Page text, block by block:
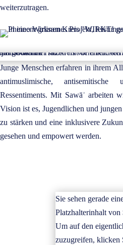
weiterzutragen.
Junge Menschen erfahren in ihrem
antimuslimische,
Ressentiments. Mit Sawāʾ arbeiten
Vision ist es, Jugendlichen und
zu stärken und eine inklusivere
gesehen und empowert werden.
Sie sehen gerade
Platzhalterinhalt von
Um auf den
zuzugreifen, klicken